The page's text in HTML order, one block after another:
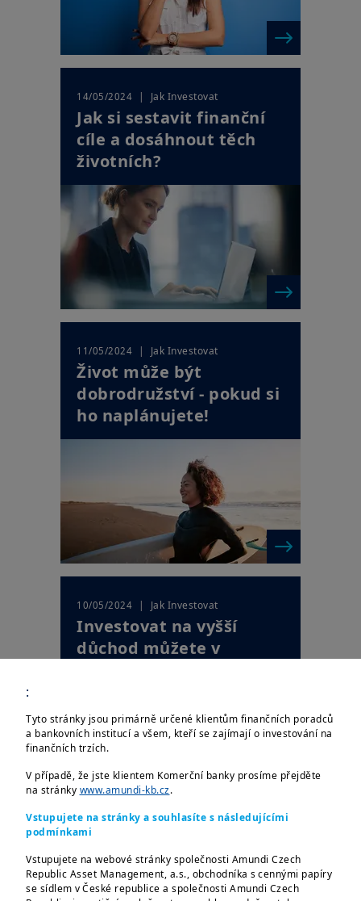
:
Tyto stránky jsou primárně určené klientům finančních poradců
a bankovních institucí a všem, kteří se zajímají o investování na
finančních trzích.
V případě, že jste klientem Komerční banky prosíme přejděte
na stránky www.amundi-kb.cz.
Vstupujete na stránky a souhlasíte s následujícími
podmínkami
Vstupujete na webové stránky společnosti Amundi Czech
Republic Asset Management, a.s., obchodníka s cennými papíry
se sídlem v České republice a společnosti Amundi Czech
14/05/2024 | Jak Investovat
Jak si sestavit finanční
cíle a dosáhnout těch
životních?
11/05/2024 | Jak Investovat
Život může být
dobrodružství - pokud si
ho naplánujete!
10/05/2024 | Jak Investovat
Investovat na vyšší
důchod můžete v
10/05/2024 | Jak Investovat
Na důchod nejste nikdy